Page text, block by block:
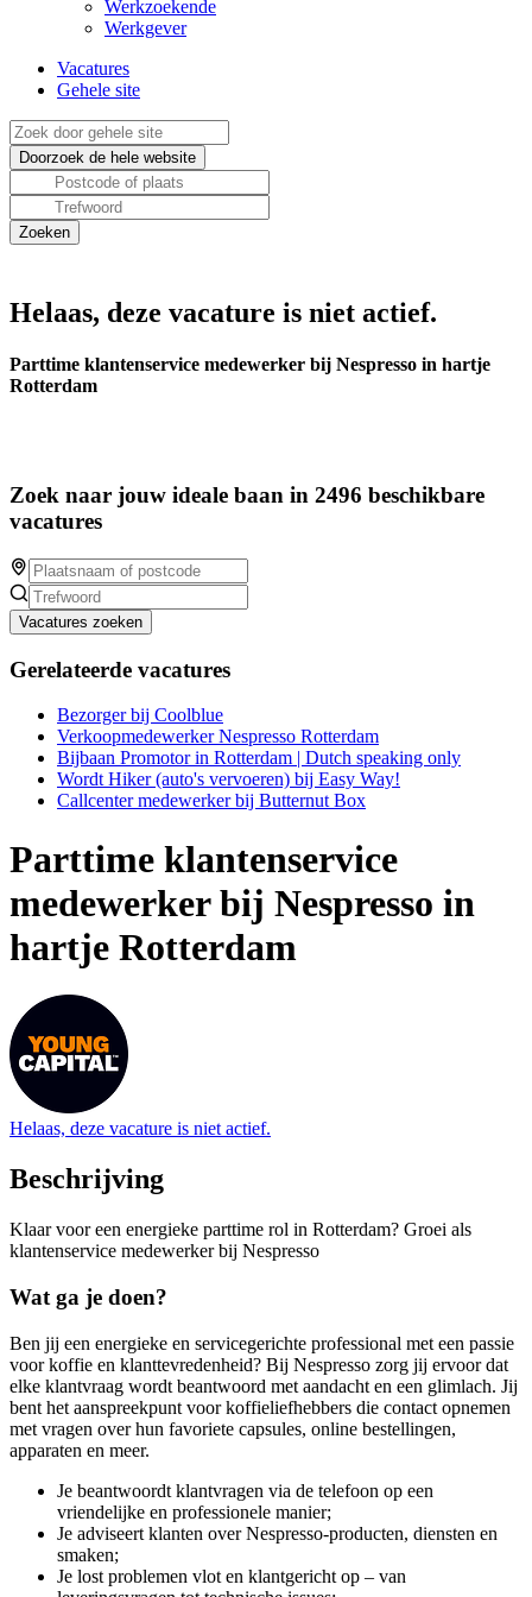
Werkzoekende
Werkgever
Vacatures
Gehele site
Helaas, deze vacature is niet actief.
Parttime klantenservice medewerker bij Nespresso in hartje
Rotterdam
Zoek naar jouw ideale baan in 2496 beschikbare
vacatures
Vacatures zoeken
Gerelateerde vacatures
Bezorger bij Coolblue
Verkoopmedewerker Nespresso Rotterdam
Bijbaan Promotor in Rotterdam | Dutch speaking only
Wordt Hiker (auto's vervoeren) bij Easy Way!
Callcenter medewerker bij Butternut Box
Parttime klantenservice
medewerker bij Nespresso in
hartje Rotterdam
Helaas, deze vacature is niet actief.
Beschrijving
Klaar voor een energieke parttime rol in Rotterdam? Groei als
klantenservice medewerker bij Nespresso
Wat ga je doen?
Ben jij een energieke en servicegerichte professional met een passie
voor koffie en klanttevredenheid? Bij Nespresso zorg jij ervoor dat
elke klantvraag wordt beantwoord met aandacht en een glimlach. Jij
bent het aanspreekpunt voor koffieliefhebbers die contact opnemen
met vragen over hun favoriete capsules, online bestellingen,
apparaten en meer.
Je beantwoordt klantvragen via de telefoon op een
vriendelijke en professionele manier;
Je adviseert klanten over Nespresso-producten, diensten en
smaken;
Je lost problemen vlot en klantgericht op – van